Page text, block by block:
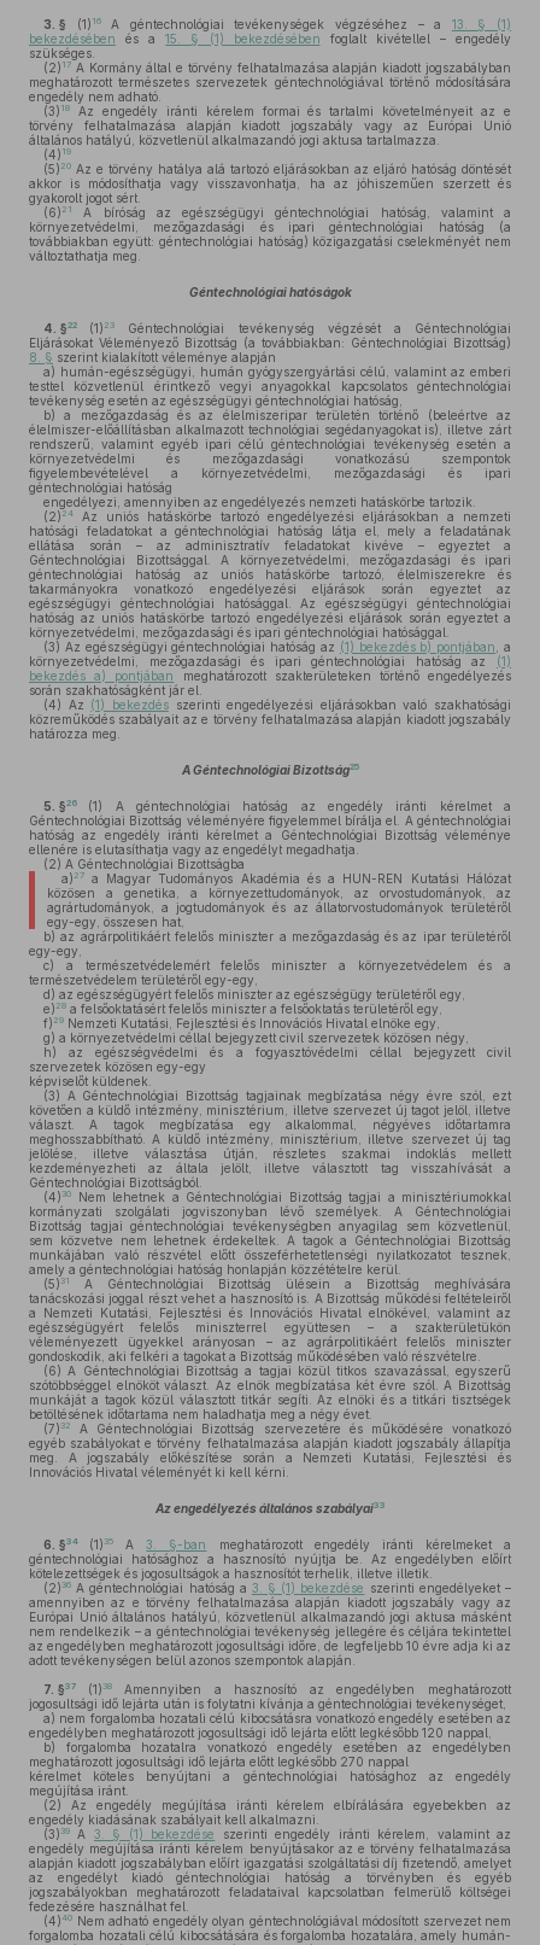
3. § (1) 16A géntechnológiai tevékenységek végzéséhez – a 13. § (1)
bekezdésében és a15. § (1) bekezdésében foglalt kivétellel – engedély
szükséges.
(2) 17 A Kormány által e törvény felhatalmazása alapján kiadott jogszabályban
meghatározott természetes szervezetek géntechnológiával történő módosítására
engedély nem adható.
(3) 18
Az engedély iránti kérelem formai és tartalmi követelményeit az e
törvény felhatalmazása alapján kiadott jogszabály vagy az Európai Unió
általános hatályú, közvetlenül alkalmazandó jogi aktusa tartalmazza.
(4) 19
(5) 20 Az e törvény hatálya alá tartozó eljárásokban az eljáró hatóság döntését
akkor is módosíthatja vagy visszavonhatja, ha az jóhiszeműen szerzett és
gyakorolt jogot sért.
(6) 21
A bíróság az egészségügyi géntechnológiai hatóság, valamint a
környezetvédelmi, mezőgazdasági és ipari géntechnológiai hatóság (a
továbbiakban együtt: géntechnológiai hatóság) közigazgatási cselekményét nem
változtathatja meg.
Géntechnológiai hatóságok
4. §22 (1) 23
Géntechnológiai tevékenység végzését a Géntechnológiai
Eljárásokat Véleményező Bizottság (a továbbiakban: Géntechnológiai Bizottság)
8. § szerint kialakított véleménye alapján
a) humán-egészségügyi, humán gyógyszergyártási célú, valamint az emberi
testtel közvetlenül érintkező vegyi anyagokkal kapcsolatos géntechnológiai
tevékenység esetén az egészségügyi géntechnológiai hatóság,
b) a mezőgazdaság és az élelmiszeripar területén történő (beleértve az
élelmiszer-előállításban alkalmazott technológiai segédanyagokat is), illetve zárt
rendszerű, valamint egyéb ipari célú géntechnológiai tevékenység esetén a
környezetvédelmi és mezőgazdasági vonatkozású szempontok
figyelembevételével a környezetvédelmi, mezőgazdasági és ipari
géntechnológiai hatóság
engedélyezi, amennyiben az engedélyezés nemzeti hatáskörbe tartozik.
(2) 24
Az uniós hatáskörbe tartozó engedélyezési eljárásokban a nemzeti
hatósági feladatokat a géntechnológiai hatóság látja el, mely a feladatának
ellátása során – az adminisztratív feladatokat kivéve – egyeztet a
Géntechnológiai Bizottsággal. A környezetvédelmi, mezőgazdasági és ipari
géntechnológiai hatóság az uniós hatáskörbe tartozó, élelmiszerekre és
takarmányokra vonatkozó engedélyezési eljárások során egyeztet az
egészségügyi géntechnológiai hatósággal. Az egészségügyi géntechnológiai
hatóság az uniós hatáskörbe tartozó engedélyezési eljárások során egyeztet a
környezetvédelmi, mezőgazdasági és ipari géntechnológiai hatósággal.
(3) Az egészségügyi géntechnológiai hatóság az (1) bekezdés b) pontjában
, a
környezetvédelmi, mezőgazdasági és ipari géntechnológiai hatóság az (1)
bekezdés a) pontjában
meghatározott szakterületeken történő engedélyezés
során szakhatóságként jár el.
(4) Az (1) bekezdésszerinti engedélyezési eljárásokban való szakhatósági
közreműködés szabályait az e törvény felhatalmazása alapján kiadott jogszabály
határozza meg.
A Géntechnológiai Bizottság25
5. §26 (1)
A géntechnológiai hatóság az engedély iránti kérelmet a
Géntechnológiai Bizottság véleményére figyelemmel bírálja el. A géntechnológiai
hatóság az engedély iránti kérelmet a Géntechnológiai Bizottság véleménye
ellenére is elutasíthatja vagy az engedélyt megadhatja.
(2) A Géntechnológiai Bizottságba
a) 27a Magyar Tudományos Akadémia és a HUN-REN Kutatási Hálózat
közösen a genetika, a környezettudományok, az orvostudományok, az
agrártudományok, a jogtudományok és az állatorvostudományok területéről
egy-egy, összesen hat,
b) az agrárpolitikáért felelős miniszter a mezőgazdaság és az ipar területéről
egy-egy,
c) a természetvédelemért felelős miniszter a környezetvédelem és a
természetvédelem területéről egy-egy,
d) az egészségügyért felelős miniszter az egészségügy területéről egy,
e) 28 a felsőoktatásért felelős miniszter a felsőoktatás területéről egy,
f) 29 Nemzeti Kutatási, Fejlesztési és Innovációs Hivatal elnöke egy,
g) a környezetvédelmi céllal bejegyzett civil szervezetek közösen négy,
h) az egészségvédelmi és a fogyasztóvédelmi céllal bejegyzett civil
szervezetek közösen egy-egy
képviselőt küldenek.
(3) A Géntechnológiai Bizottság tagjainak megbízatása négy évre szól, ezt
követően a küldő intézmény, minisztérium, illetve szervezet új tagot jelöl, illetve
választ. A tagok megbízatása egy alkalommal, négyéves időtartamra
meghosszabbítható. A küldő intézmény, minisztérium, illetve szervezet új tag
jelölése, illetve választása útján, részletes szakmai indoklás mellett
kezdeményezheti az általa jelölt, illetve választott tag visszahívását a
Géntechnológiai Bizottságból.
(4) 30
Nem lehetnek a Géntechnológiai Bizottság tagjai a minisztériumokkal
kormányzati szolgálati jogviszonyban lévő személyek. A Géntechnológiai
Bizottság tagjai géntechnológiai tevékenységben anyagilag sem közvetlenül,
sem közvetve nem lehetnek érdekeltek. A tagok a Géntechnológiai Bizottság
munkájában való részvétel előtt összeférhetetlenségi nyilatkozatot tesznek,
amely a géntechnológiai hatóság honlapján közzétételre kerül.
(5) 31
A Géntechnológiai Bizottság ülésein a Bizottság meghívására
tanácskozási joggal részt vehet a hasznosító is. A Bizottság működési feltételeiről
a Nemzeti Kutatási, Fejlesztési és Innovációs Hivatal elnökével, valamint az
egészségügyért felelős miniszterrel együttesen – a szakterületükön
véleményezett ügyekkel arányosan – az agrárpolitikáért felelős miniszter
gondoskodik, aki felkéri a tagokat a Bizottság működésében való részvételre.
(6) A Géntechnológiai Bizottság a tagjai közül titkos szavazással, egyszerű
szótöbbséggel elnököt választ. Az elnök megbízatása két évre szól. A Bizottság
munkáját a tagok közül választott titkár segíti. Az elnöki és a titkári tisztségek
betöltésének időtartama nem haladhatja meg a négy évet.
(7) 32
A Géntechnológiai Bizottság szervezetére és működésére vonatkozó
egyéb szabályokat e törvény felhatalmazása alapján kiadott jogszabály állapítja
meg. A jogszabály előkészítése során a Nemzeti Kutatási, Fejlesztési és
Innovációs Hivatal véleményét ki kell kérni.
Az engedélyezés általános szabályai33
6. §34 (1)35 A3. §-ban
meghatározott engedély iránti kérelmeket a
géntechnológiai hatósághoz a hasznosító nyújtja be. Az engedélyben előírt
kötelezettségek és jogosultságok a hasznosítót terhelik, illetve illetik.
(2) 36 A géntechnológiai hatóság a 3. § (1) bekezdése szerinti engedélyeket –
amennyiben az e törvény felhatalmazása alapján kiadott jogszabály vagy az
Európai Unió általános hatályú, közvetlenül alkalmazandó jogi aktusa másként
nem rendelkezik – a géntechnológiai tevékenység jellegére és céljára tekintettel
az engedélyben meghatározott jogosultsági időre, de legfeljebb 10 évre adja ki az
adott tevékenységen belül azonos szempontok alapján.
7. §37 (1) 38Amennyiben a hasznosító az engedélyben meghatározott
jogosultsági idő lejárta után is folytatni kívánja a géntechnológiai tevékenységet,
a) nem forgalomba hozatali célú kibocsátásra vonatkozó engedély esetében az
engedélyben meghatározott jogosultsági idő lejárta előtt legkésőbb 120 nappal,
b) forgalomba hozatalra vonatkozó engedély esetében az engedélyben
meghatározott jogosultsági idő lejárta előtt legkésőbb 270 nappal
kérelmet köteles benyújtani a géntechnológiai hatósághoz az engedély
megújítása iránt.
(2) Az engedély megújítása iránti kérelem elbírálására egyebekben az
engedély kiadásának szabályait kell alkalmazni.
(3) 39 A 3. § (1) bekezdése
szerinti engedély iránti kérelem, valamint az
engedély megújítása iránti kérelem benyújtásakor az e törvény felhatalmazása
alapján kiadott jogszabályban előírt igazgatási szolgáltatási díj fizetendő, amelyet
az engedélyt kiadó géntechnológiai hatóság a törvényben és egyéb
jogszabályokban meghatározott feladataival kapcsolatban felmerülő költségei
fedezésére használhat fel.
(4)40 Nem adható engedély olyan géntechnológiával módosított szervezet nem
forgalomba hozatali célú kibocsátására és forgalomba hozatalára, amely humán-